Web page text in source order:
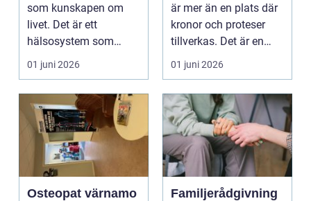
som kunskapen om
livet. Det är ett
hälsosystem som
betonar balans, helhet
och...
01 juni 2026
är mer än en plats där
kronor och proteser
tillverkas. Det är en
teknisk och ...
01 juni 2026
Osteopat värnamo
Familjerådgivning